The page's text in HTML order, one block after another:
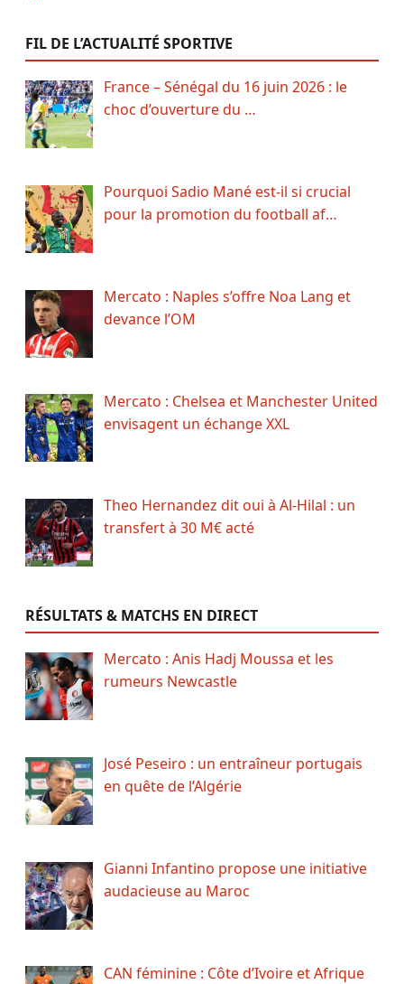
FIL DE L’ACTUALITÉ SPORTIVE
France – Sénégal du 16 juin 2026 : le
choc d’ouverture du …
Pourquoi Sadio Mané est-il si crucial
pour la promotion du football af…
Mercato : Naples s’offre Noa Lang et
devance l’OM
Mercato : Chelsea et Manchester United
envisagent un échange XXL
Theo Hernandez dit oui à Al-Hilal : un
transfert à 30 M€ acté
RÉSULTATS & MATCHS EN DIRECT
Mercato : Anis Hadj Moussa et les
rumeurs Newcastle
José Peseiro : un entraîneur portugais
en quête de l’Algérie
Gianni Infantino propose une initiative
audacieuse au Maroc
CAN féminine : Côte d’Ivoire et Afrique